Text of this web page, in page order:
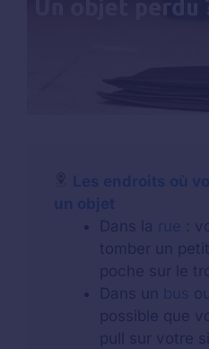
Les endroits où
un objet
Dans la rue :
tomber un
poche sur le
Dans un bus
possible que
pull sur votre